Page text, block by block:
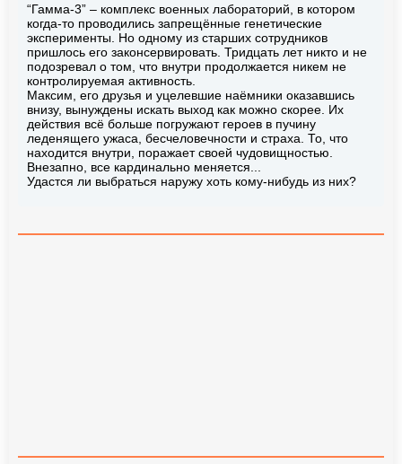
“Гамма-3” – комплекс военных лабораторий, в котором
когда-то проводились запрещённые генетические
эксперименты. Но одному из старших сотрудников
пришлось его законсервировать. Тридцать лет никто и не
подозревал о том, что внутри продолжается никем не
контролируемая активность.
Максим, его друзья и уцелевшие наёмники оказавшись
внизу, вынуждены искать выход как можно скорее. Их
действия всё больше погружают героев в пучину
леденящего ужаса, бесчеловечности и страха. То, что
находится внутри, поражает своей чудовищностью.
Внезапно, все кардинально меняется...
Удастся ли выбраться наружу хоть кому-нибудь из них?